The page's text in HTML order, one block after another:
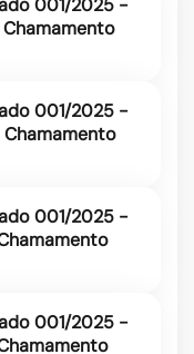
001/2025 -
001/2025 -
001/2025 -
001/2025 -